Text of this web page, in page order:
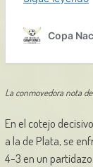
La conmovedora nota
En el cotejo
a la de Plata, se
4-3 en un